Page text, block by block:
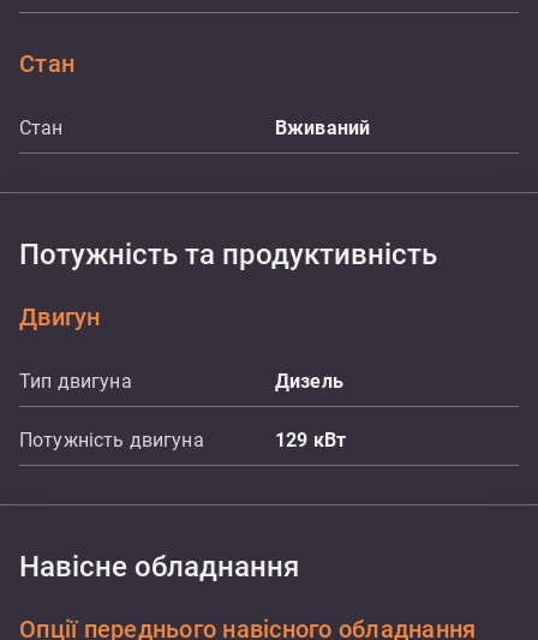
Стан
Стан Вживаний
Потужність та продуктивність
Двигун
Тип двигуна Дизель
Потужність двигуна 129 кВт
Навісне обладнання
Опції переднього навісного обладнання